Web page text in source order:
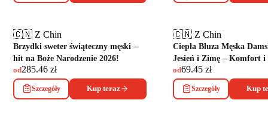
🇨🇳 Z Chin
Brzydki sweter świąteczny męski –
hit na Boże Narodzenie 2026!
od285.46 zł
Szczegóły Kup teraz
🇨🇳 Z Chin
Ciepła Bluza Męska
Jesień i Zimę – Komfort i
od69.45zł
Szczegóły Kup